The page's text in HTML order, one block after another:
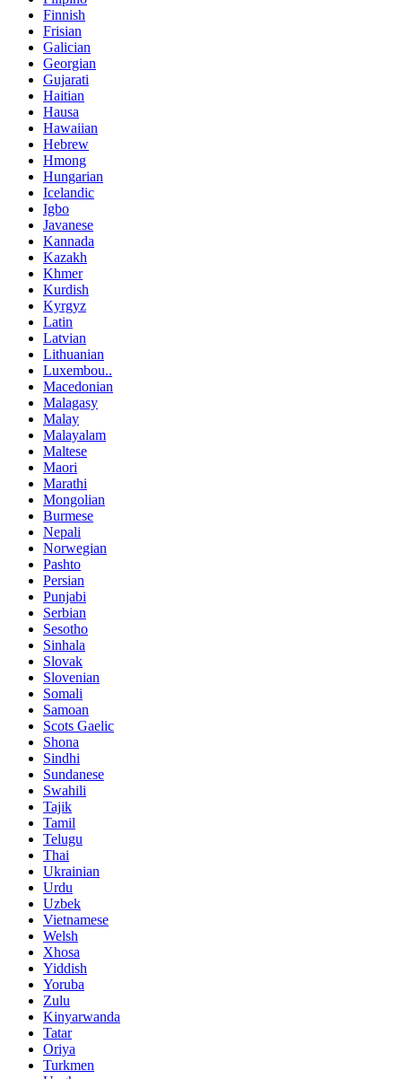
Finnish
Frisian
Galician
Georgian
Gujarati
Haitian
Hausa
Hawaiian
Hebrew
Hmong
Hungarian
Icelandic
Igbo
Javanese
Kannada
Kazakh
Khmer
Kurdish
Kyrgyz
Latin
Latvian
Lithuanian
Luxembou..
Macedonian
Malagasy
Malay
Malayalam
Maltese
Maori
Marathi
Mongolian
Burmese
Nepali
Norwegian
Pashto
Persian
Punjabi
Serbian
Sesotho
Sinhala
Slovak
Slovenian
Somali
Samoan
Scots Gaelic
Shona
Sindhi
Sundanese
Swahili
Tajik
Tamil
Telugu
Thai
Ukrainian
Urdu
Uzbek
Vietnamese
Welsh
Xhosa
Yiddish
Yoruba
Zulu
Kinyarwanda
Tatar
Oriya
Turkmen